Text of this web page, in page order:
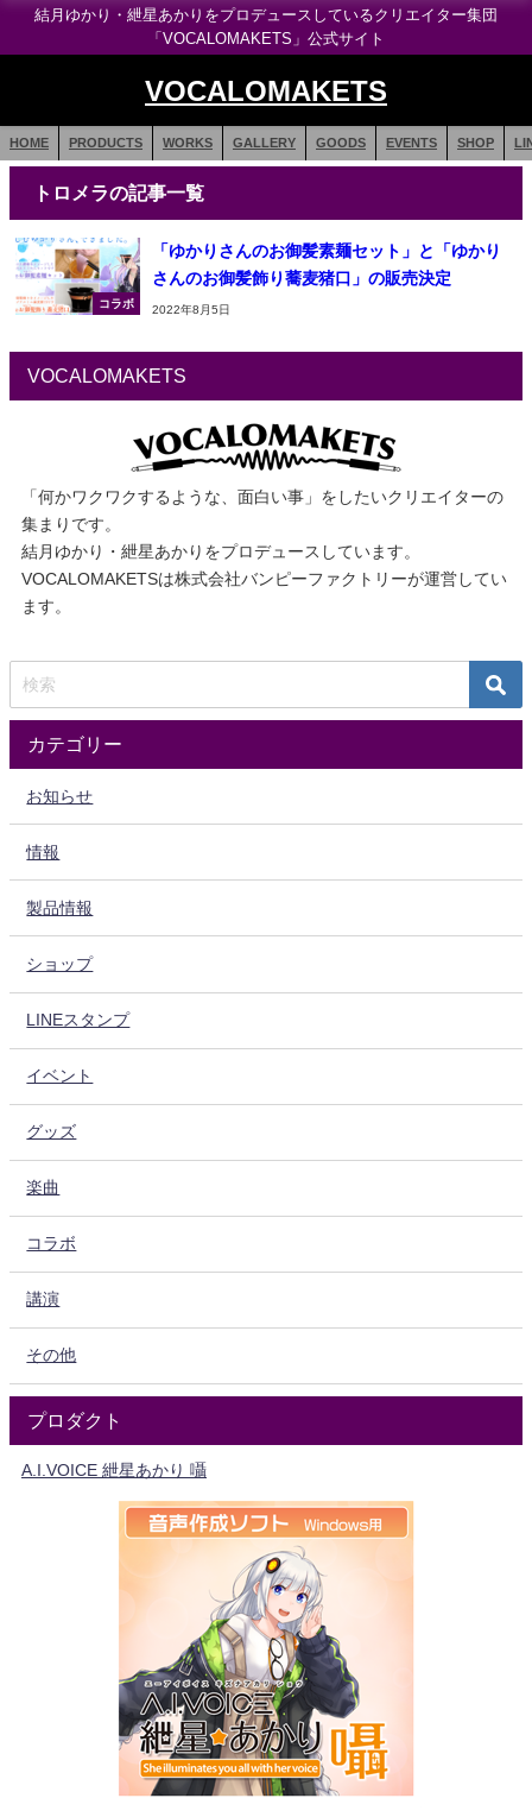
結月ゆかり・紲星あかりをプロデュースしているクリエイター集団
「VOCALOMAKETS」公式サイト
VOCALOMAKETS
HOME PRODUCTS WORKS GALLERY GOODS EVENTS SHOP
トロメラの記事一覧
コラボ
「ゆかりさんのお御髪素麺セット」と「ゆかり
さんのお御髪飾り蕎麦猪口」の販売決定
2022年8月5日
VOCALOMAKETS
「何かワクワクするような、面白い事」をしたいクリエイターの
集まりです。
結月ゆかり・紲星あかりをプロデュースしています。
VOCALOMAKETSは株式会社バンピーファクトリーが運営してい
ます。
カテゴリー
お知らせ
情報
製品情報
ショップ
LINEスタンプ
イベント
グッズ
楽曲
コラボ
講演
その他
プロダクト
A.I.VOICE 紲星あかり 囁